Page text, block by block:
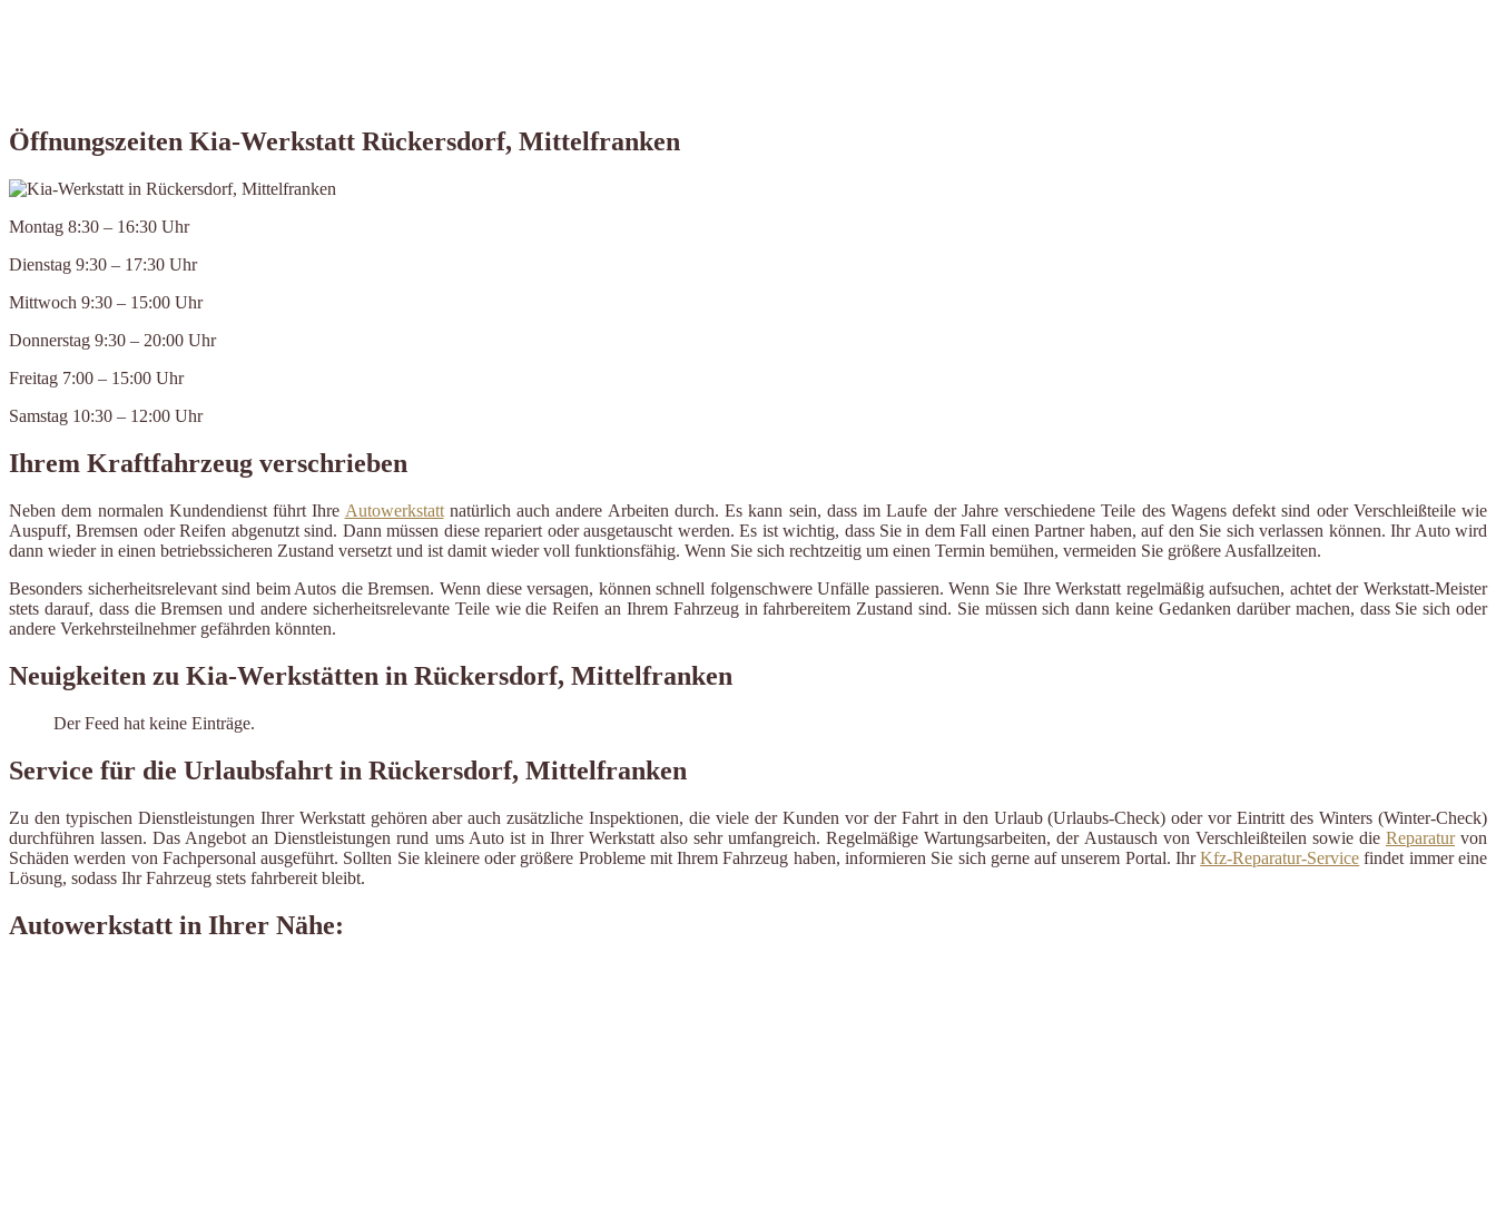
Öffnungszeiten Kia-Werkstatt Rückersdorf, Mittelfranken
Montag 8:30 – 16:30 Uhr
Dienstag 9:30 – 17:30 Uhr
Mittwoch 9:30 – 15:00 Uhr
Donnerstag 9:30 – 20:00 Uhr
Freitag 7:00 – 15:00 Uhr
Samstag 10:30 – 12:00 Uhr
Ihrem Kraftfahrzeug verschrieben
Neben dem normalen Kundendienst führt Ihre Autowerkstattnatürlich auch andere Arbeiten durch. Es kann sein, dass im Laufe der Jahre verschiedene Teile des Wagens defekt sind oder Verschleißteile wie
Auspuff, Bremsen oder Reifen abgenutzt sind. Dann müssen diese repariert oder ausgetauscht werden. Es ist wichtig, dass Sie in dem Fall einen Partner haben, auf den Sie sich verlassen können. Ihr Auto wird
dann wieder in einen betriebssicheren Zustand versetzt und ist damit wieder voll funktionsfähig. Wenn Sie sich rechtzeitig um einen Termin bemühen, vermeiden Sie größere Ausfallzeiten.
Besonders sicherheitsrelevant sind beim Autos die Bremsen. Wenn diese versagen, können schnell folgenschwere Unfälle passieren. Wenn Sie Ihre Werkstatt regelmäßig aufsuchen, achtet der Werkstatt-Meister
stets darauf, dass die Bremsen und andere sicherheitsrelevante Teile wie die Reifen an Ihrem Fahrzeug in fahrbereitem Zustand sind. Sie müssen sich dann keine Gedanken darüber machen, dass Sie sich oder
andere Verkehrsteilnehmer gefährden könnten.
Neuigkeiten zu Kia-Werkstätten in Rückersdorf, Mittelfranken
Der Feed hat keine Einträge.
Service für die Urlaubsfahrt in Rückersdorf, Mittelfranken
Zu den typischen Dienstleistungen Ihrer Werkstatt gehören aber auch zusätzliche Inspektionen, die viele der Kunden vor der Fahrt in den Urlaub (Urlaubs-Check) oder vor Eintritt des Winters (Winter-Check)
durchführen lassen. Das Angebot an Dienstleistungen rund ums Auto ist in Ihrer Werkstatt also sehr umfangreich. Regelmäßige Wartungsarbeiten, der Austausch von Verschleißteilen sowie die Reparaturvon
Schäden werden von Fachpersonal ausgeführt. Sollten Sie kleinere oder größere Probleme mit Ihrem Fahrzeug haben, informieren Sie sich gerne auf unserem Portal. IhrKfz-Reparatur-Service findet immer eine
Lösung, sodass Ihr Fahrzeug stets fahrbereit bleibt.
Autowerkstatt in Ihrer Nähe: